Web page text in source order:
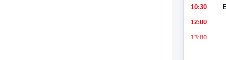
10:30
12:00
13:00